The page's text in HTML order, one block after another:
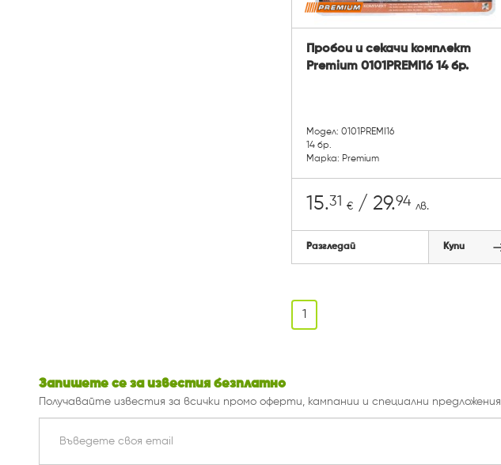
Пробои и секачи комплект
Premium 0101PREMI16 14 бр.
Модел: 0101PREMI16
14 бр.
Марка: Premium
15.31 €/ 29.94 лв.
Разгледай Купи
1
Запишете се за известия безплатно
Получавайте известия за всички промо оферти, кампании и специални предложения